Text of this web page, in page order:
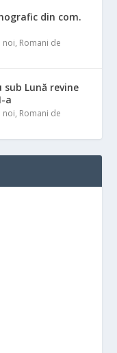
din com.
noi, Romani de
Lună revine
a
noi, Romani de